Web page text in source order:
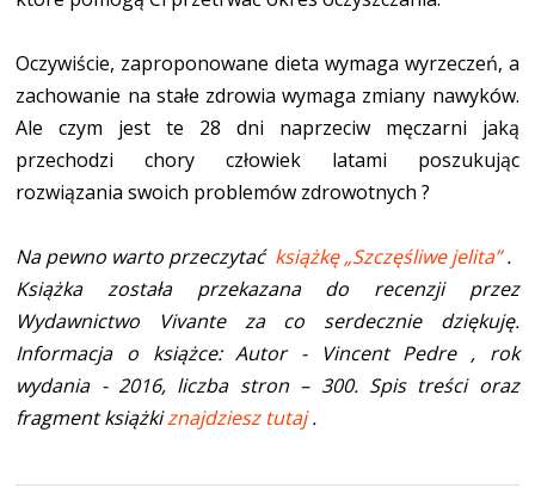
Oczywiście, zaproponowane dieta wymaga wyrzeczeń, a
zachowanie na stałe zdrowia wymaga zmiany nawyków.
Ale czym jest te 28 dni naprzeciw męczarni jaką
przechodzi chory człowiek latami poszukując
rozwiązania swoich problemów zdrowotnych ?
Na pewno warto przeczytać książkę „Szczęśliwe jelita”.
Książka została przekazana do recenzji przez
Wydawnictwo Vivante za co serdecznie dziękuję.
Informacja o książce: Autor - Vincent Pedre , rok
wydania - 2016, liczba stron – 300. Spis treści oraz
fragment książkiznajdziesz tutaj.